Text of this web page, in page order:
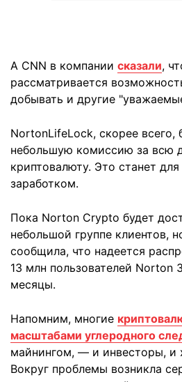
А CNN в компании сказали,
рассматривается
добывать и другие
NortonLifeLock, скорее всего,
небольшую комиссию за всю
криптовалюту. Это станет
заработком.
Пока Norton Crypto будет
небольшой группе клиентов,
сообщила, что надеется
13 млн пользователей Norton
месяцы.
Напомним, многие
масштабами углеродного
майнингом, — и инвесторы, и
Вокруг проблемы возникла